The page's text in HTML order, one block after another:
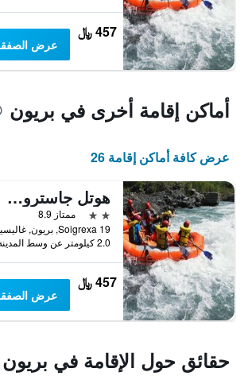
457 ﷼
عرض
أماكن إقامة أخرى في بريون
عرض كافة أماكن إقامة 26
هوتل جاسترونوميكو كازا روزاليا
2 نجمتين
ممتاز 8.9
2.0 كيلومتر عن وسط المدينة
457 ﷼
عرض
حقائق حول الإقامة في بريون